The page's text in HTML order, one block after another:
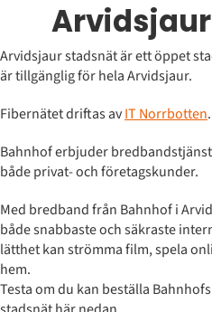
Arvidsjaur stadsnät är ett öppet
är tillgänglig för hela Arvidsjaur.
Fibernätet driftas avIT Norrbotten.
Bahnhof erbjuder
både privat- och företagskunder.
Med bredband från Bahnhof i
både snabbaste och säkraste
lätthet kan strömma film, spela
hem.
Testa om du kan beställa